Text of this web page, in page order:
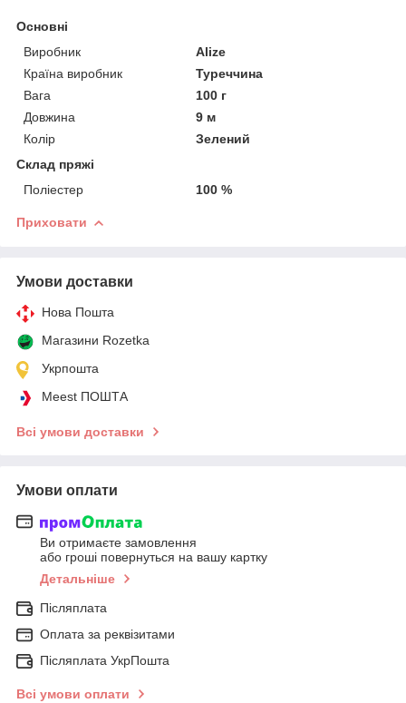
Основні
Виробник
Alize
Країна виробник
Туреччина
Вага
100 г
Довжина
9 м
Колір
Зелений
Склад пряжі
Поліестер
100 %
Приховати
Умови доставки
Нова Пошта
Магазини Rozetka
Укрпошта
Meest ПОШТА
Всі умови доставки
Умови оплати
Ви отримаєте замовлення
або гроші повернуться на вашу картку
Детальніше
Післяплата
Оплата за реквізитами
Післяплата УкрПошта
Всі умови оплати